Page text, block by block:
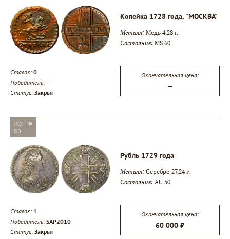
Копейка 1728 года, "МОСКВА"
Металл: Медь 4,28 г.
Состояние: MS 60
Ставок:0
Победитель: —
Статус:Закрыт
Окончательная цена:
—
ЛОТ №
80
Рубль 1729 года
Металл: Серебро 27,24 г.
Состояние: AU 50
Ставок: 1
Победитель: SAP2010
Статус:Закрыт
Окончательная цена:
60 000 ₽